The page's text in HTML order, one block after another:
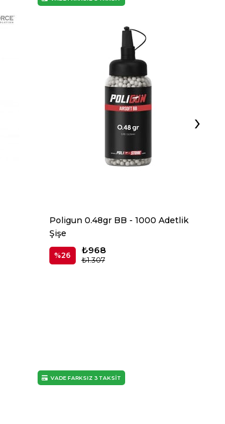
Poligun 0.48gr BB - 1000 Adetlik
Şişe
%26 ₺968
₺1.307
›
VADE FARKSIZ 3 TAKSİT